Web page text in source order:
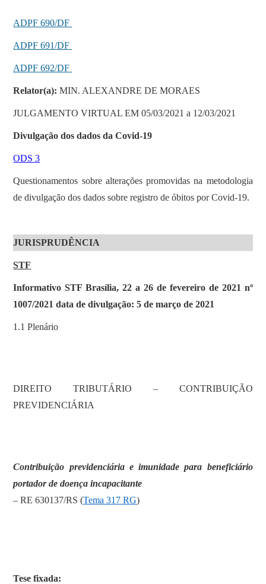
ADPF 690/DF
ADPF 691/DF
ADPF 692/DF
Relator(a): MIN. ALEXANDRE DE MORAES
JULGAMENTO VIRTUAL EM 05/03/2021 a 12/03/2021
Divulgação dos dados da Covid-19
ODS 3
Questionamentos sobre alterações promovidas na metodologia
de divulgação dos dados sobre registro de óbitos por Covid-19.
JURISPRUDÊNCIA
STF
Informativo STF Brasília, 22 a 26 de fevereiro de 2021 nº
1007/2021 data de divulgação: 5 de março de 2021
1.1 Plenário
DIREITO TRIBUTÁRIO – CONTRIBUIÇÃO
PREVIDENCIÁRIA
Contribuição previdenciária e imunidade para beneficiário
portador de doença incapacitante
– RE 630137/RS (Tema 317 RG)
Tese fixada: